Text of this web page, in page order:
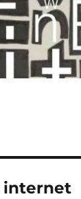
internet